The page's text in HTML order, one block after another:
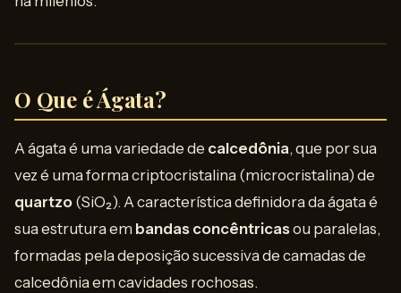
O Que é Ágata?
A ágata é uma variedade de calcedônia, que por sua
vez é uma forma criptocristalina (microcristalina) de
quartzo (SiO₂). A característica definidora da ágata é
sua estrutura em bandas concêntricasou paralelas,
formadas pela deposição sucessiva de camadas de
calcedônia em cavidades rochosas.